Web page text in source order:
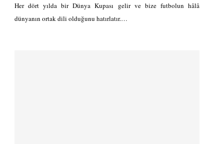
Her dört yılda bir Dünya Kupası gelir ve bize futbolun hâlâ
dünyanın ortak dili olduğunu hatırlatır.…